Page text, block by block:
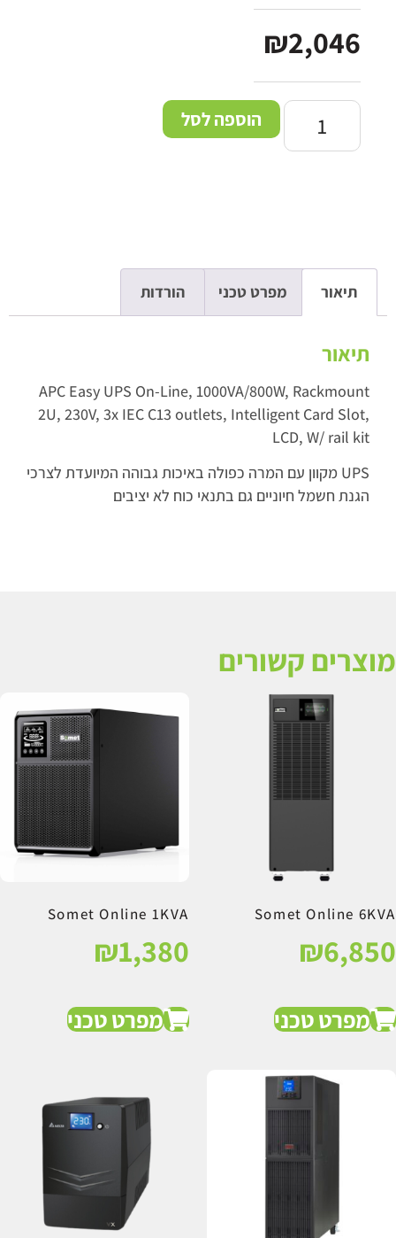
₪2,046
הוספה לסל
תיאור מפרט טכני הורדות
תיאור
APC Easy UPS On-Line, 1000VA/800W, Rackmount
2U, 230V, 3x IEC C13 outlets, Intelligent Card Slot,
LCD, W/ rail kit
UPS מקוון עם המרה כפולה באיכות גבוהה המיועדת לצרכי
הגנת חשמל חיוניים גם בתנאי כוח לא יציבים
מוצרים קשורים
Somet Online 6KVA
₪6,850
מפרט טכני
Somet Online 1KVA
₪1,380
מפרט טכני